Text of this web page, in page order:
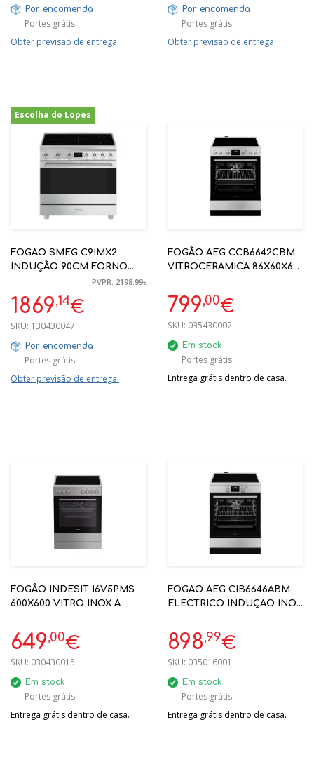
Por encomenda
Portes grátis
Obter previsão de entrega.
Por encomenda
Portes grátis
Obter previsão de entrega.
Escolha do Lopes
-15%
FOGAO SMEG C9IMX2
INDUÇÃO 90CM FORNO
PVPR: 2198.99€
1869,14€
SKU: 130430047
Por encomenda
Portes grátis
Obter previsão de entrega.
FOGÃO AEG CCB6642CBM
VITROCERAMICA 86X60X60
799,00€
SKU: 035430002
Em stock
Portes grátis
Entrega grátis dentro de casa.
FOGÂO INDESIT I6V5PMS
600X600 VITRO INOX A
649,00€
SKU: 030430015
Em stock
Portes grátis
Entrega grátis dentro de casa.
FOGAO AEG CIB6646ABM
ELECTRICO INDUÇAO INOX
898,99€
SKU: 035016001
Em stock
Portes grátis
Entrega grátis dentro de casa.